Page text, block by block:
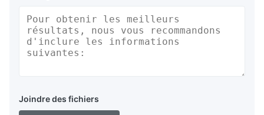
Joindre des fichiers